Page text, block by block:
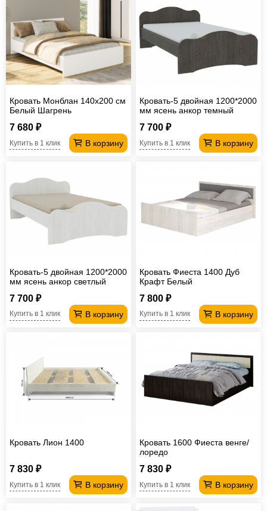
Кровать Монблан 140х200 см
Белый Шагрень
7 680 ₽
В корзину
Купить в 1 клик
Кровать-5 двойная 1200*2000
мм ясень анкор темный
7 700 ₽
В корзину
Купить в 1 клик
Кровать-5 двойная 1200*2000
мм ясень анкор светлый
7 700 ₽
В корзину
Купить в 1 клик
Кровать Фиеста 1400 Дуб
Крафт Белый
7 800 ₽
В корзину
Купить в 1 клик
Кровать Лион 1400
7 830 ₽
В корзину
Купить в 1 клик
Кровать 1600 Фиеста венге/
лоредо
7 830 ₽
В корзину
Купить в 1 клик